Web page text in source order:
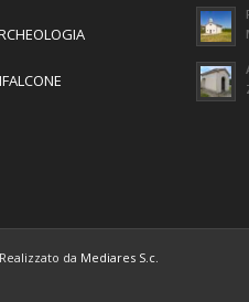
da Mediares S.c.